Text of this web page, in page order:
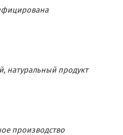
натуральный продукт
производство